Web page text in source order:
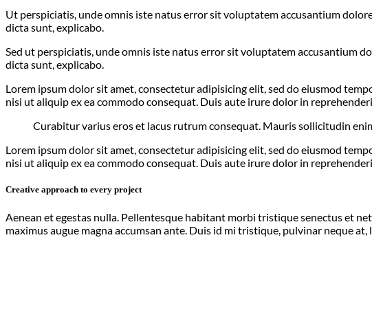
Ut perspiciatis, unde omnis iste natus error sit voluptatem accusantium
dicta sunt, explicabo.
Sed ut perspiciatis, unde omnis iste natus error sit voluptatem accusantium
dicta sunt, explicabo.
Lorem ipsum dolor sit amet, consectetur adipisicing elit, sed do eiusmod
nisi ut aliquip ex ea commodo consequat. Duis aute irure dolor in
Curabitur varius eros et lacus rutrum consequat. Mauris sollicitudin
Lorem ipsum dolor sit amet, consectetur adipisicing elit, sed do eiusmod
nisi ut aliquip ex ea commodo consequat. Duis aute irure dolor in
Creative approach to every project
Aenean et egestas nulla. Pellentesque habitant morbi tristique senectus et
maximus augue magna accumsan ante. Duis id mi tristique, pulvinar neque